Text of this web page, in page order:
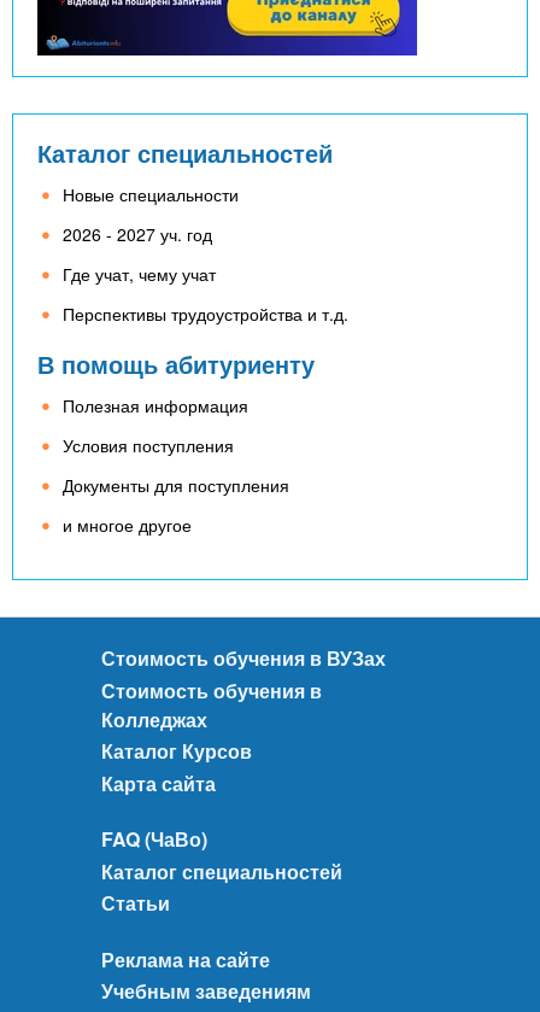
Каталог специальностей
Новые специальности
2026 - 2027 уч. год
Где учат, чему учат
Перспективы трудоустройства и т.д.
В помощь абитуриенту
Полезная информация
Условия поступления
Документы для поступления
и многое другое
Стоимость обучения в ВУЗах
Стоимость обучения в
Колледжах
Каталог Курсов
Карта сайта
FAQ (ЧаВо)
Каталог специальностей
Статьи
Реклама на сайте
Учебным заведениям